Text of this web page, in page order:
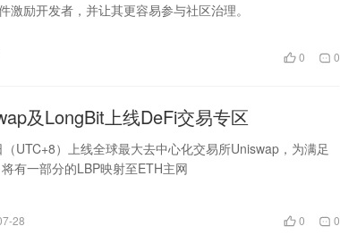
激励开发者，并让其更容易参与社区治理。
0 0
及LongBit上线DeFi交易专区
UTC+8）上线全球最大去中心化交易所Uniswap，为满足
有一部分的LBP映射至ETH主网
28 0 0